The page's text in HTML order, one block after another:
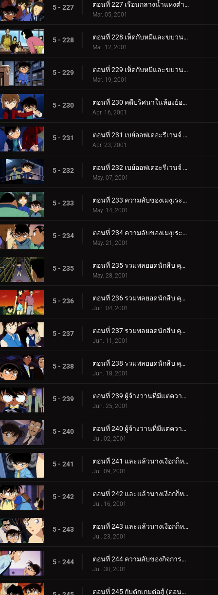
5 - 227 ตอนที่ 227 เรือนกลางน้ำแห่งตำนานสระเบญจรงค์ (ตอนจบ)
Mar. 05, 2001
5 - 228 ตอนที่ 228 เห็ดกับหมีและขบวนการนักสืบเยาชน (ตอนแรก)
Mar. 12, 2001
5 - 229 ตอนที่ 229 เห็ดกับหมีและขบวนการนักสืบเยาชน (ตอนจบ)
Mar. 19, 2001
5 - 230 ตอนที่ 230 คดีปริศนาในห้องย้อนยุค
Apr. 16, 2001
5 - 231 ตอนที่ 231 เบย์ออฟเดอะรีเวนจ์ (ตอนแรก)
Apr. 23, 2001
5 - 232 ตอนที่ 232 เบย์ออฟเดอะรีเวนจ์ (ตอนจบ)
May. 07, 2001
5 - 233 ตอนที่ 233 ความลับของเมงุเระที่ถูกผนึกไว้ (ตอนแรก)
May. 14, 2001
5 - 234 ตอนที่ 234 ความลับของเมงุเระที่ถูกผนึกไว้ (ตอนจบ)
May. 21, 2001
5 - 235 ตอนที่ 235 รวมพลยอดนักสืบ คุโด้ ชินอิจิ ปะทะ จอมโจรคิด (ตอนพิเศษ ตอนแรก) ยอดนักสืบจิ๋วโคนัน เดอะซี.
May. 28, 2001
5 - 236 ตอนที่ 236 รวมพลยอดนักสืบ คุโด้ ชินอิจิ ปะทะ จอมโจรคิด (ตอนพิเศษ ตอนที่ 2) ยอดนักสืบจิ๋วโคนัน เดอะซ_.
Jun. 04, 2001
5 - 237 ตอนที่ 237 รวมพลยอดนักสืบ คุโด้ ชินอิจิ ปะทะ จอมโจรคิด (ตอนพิเศษ ตอนที่ 3) ยอดนักสืบจิ๋วโคนัน เดอะซ_.
Jun. 11, 2001
5 - 238 ตอนที่ 238 รวมพลยอดนักสืบ คุโด้ ชินอิจิ ปะทะ จอมโจรคิด (ตอนพิเศษ ตอนจบ) ยอดนักสืบจิ๋วโคนัน เดอะซีร.
Jun. 18, 2001
5 - 239 ตอนที่ 239 ผู้จ้างวานที่มีแต่ความเท็จ (ตอนแรก)
Jun. 25, 2001
5 - 240 ตอนที่ 240 ผู้จ้างวานที่มีแต่ความเท็จ (ตอนจบ)
Jul. 02, 2001
5 - 241 ตอนที่ 241 และแล้วนางเงือกก็หายไป (ภาคคดี)
Jul. 09, 2001
5 - 242 ตอนที่ 242 และแล้วนางเงือกก็หายไป (ภาคสันนิษฐาน)
Jul. 16, 2001
5 - 243 ตอนที่ 243 และแล้วนางเงือกก็หายไป (ภาคไขปริศนา)
Jul. 23, 2001
5 - 244 ตอนที่ 244 ความลับของกิจการที่รุ่งเรือง
Jul. 30, 2001
ตอนที่ 245 กับดักเกมต่อสู้ (ตอนแรก)